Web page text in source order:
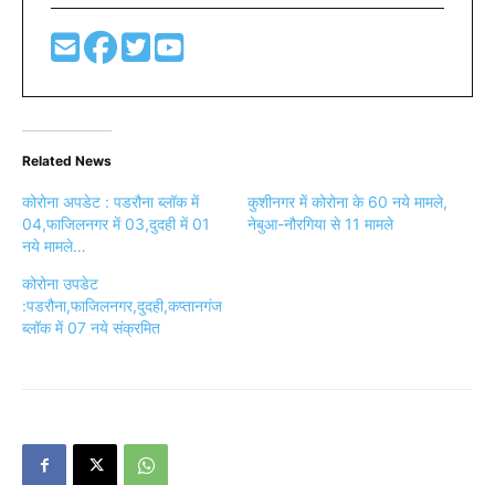
Related News
कोरोना अपडेट : पडरौना ब्लॉक में
04,फाजिलनगर में 03,दुदही में 01
नये मामले…
कुशीनगर में कोरोना के 60 नये मामले,
नेबुआ-नौरगिया से 11 मामले
कोरोना उपडेट
:पडरौना,फाजिलनगर,दुदही,कप्तानगंज
ब्लॉक में 07 नये संक्रमित